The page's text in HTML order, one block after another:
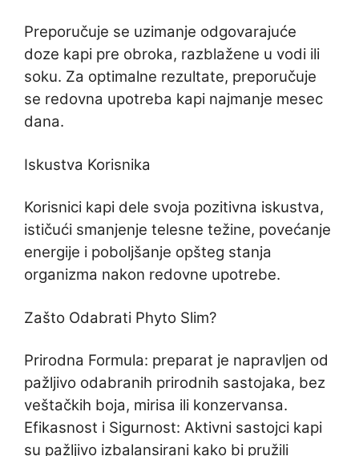
Preporučuje se uzimanje odgovarajuće
doze kapi pre obroka, razblažene u vodi ili
soku. Za optimalne rezultate, preporučuje
se redovna upotreba kapi najmanje mesec
dana.
Iskustva Korisnika
Korisnici kapi dele svoja pozitivna iskustva,
ističući smanjenje telesne težine, povećanje
energije i poboljšanje opšteg stanja
organizma nakon redovne upotrebe.
Zašto Odabrati Phyto Slim?
Prirodna Formula: preparat je napravljen od
pažljivo odabranih prirodnih sastojaka, bez
veštačkih boja, mirisa ili konzervansa.
Efikasnost i Sigurnost: Aktivni sastojci kapi
su pažljivo izbalansirani kako bi pružili